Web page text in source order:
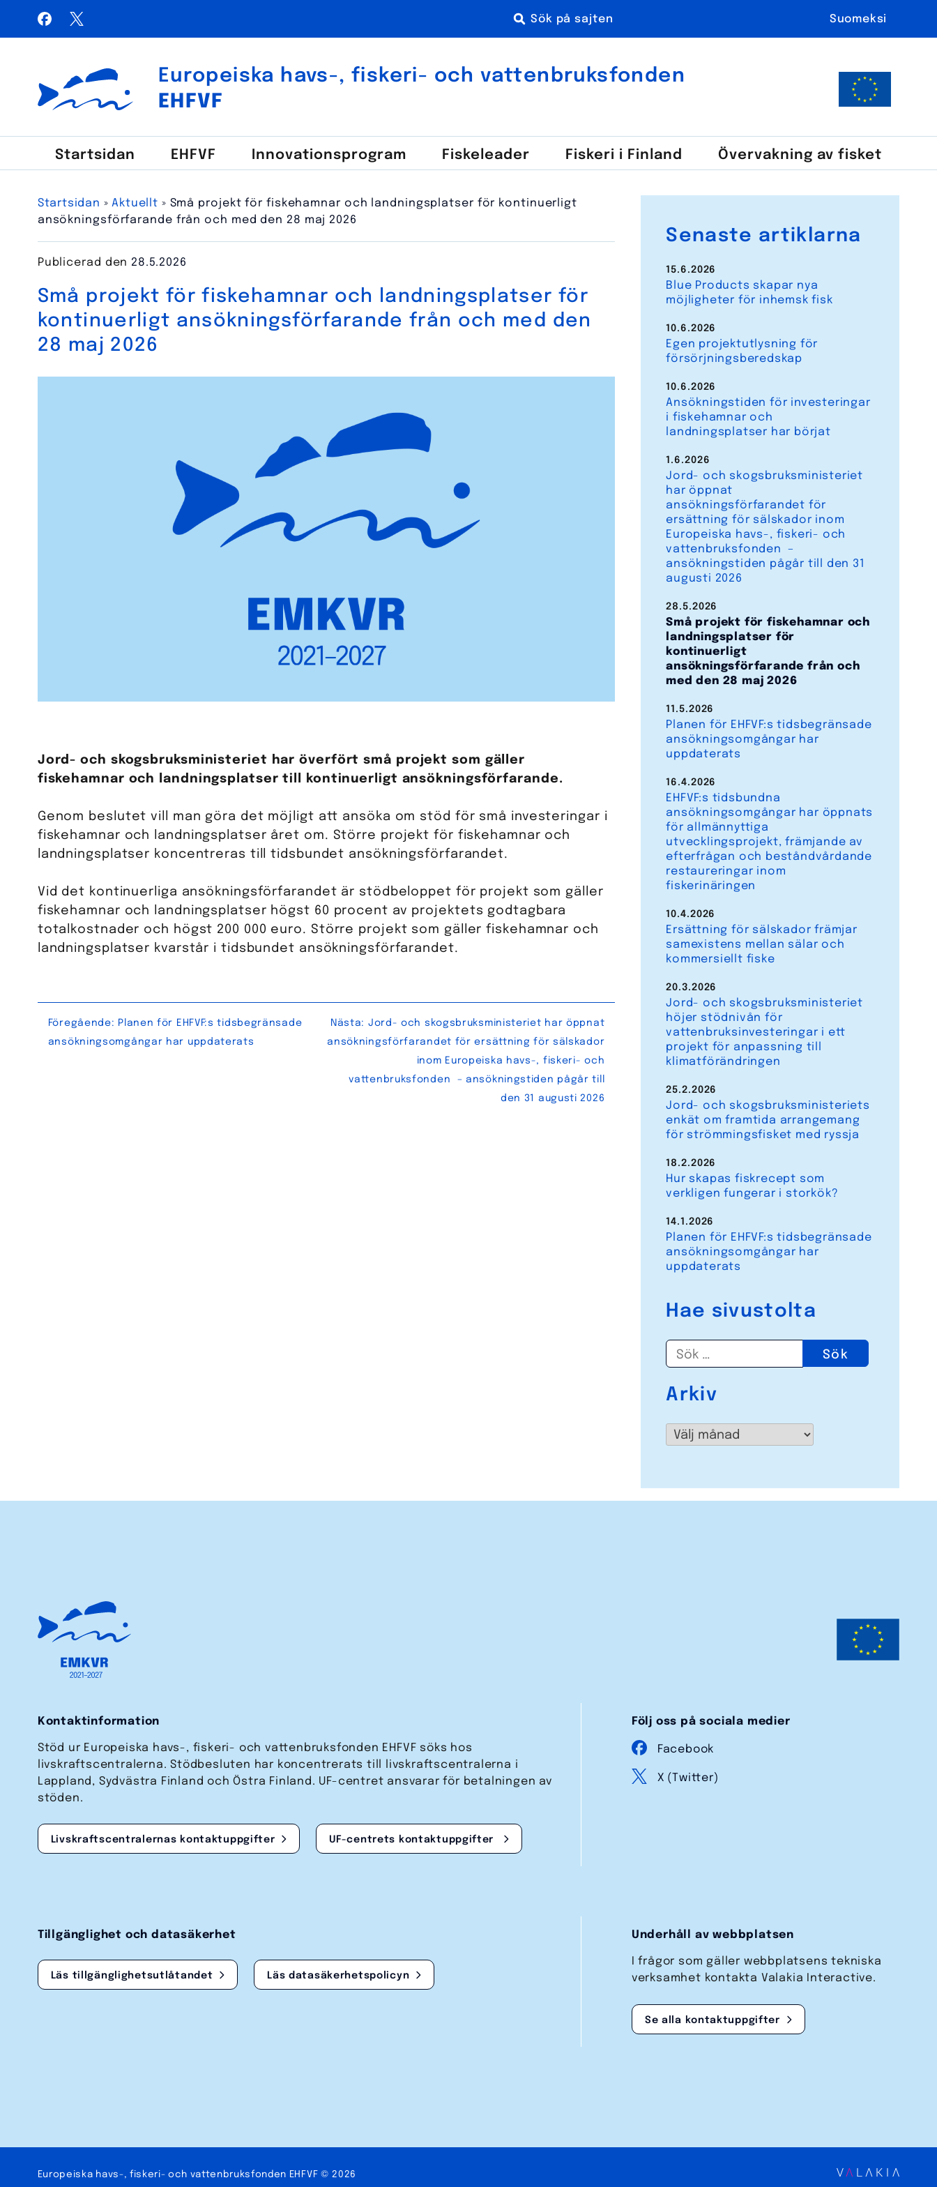
Facebook
Suomeksi
Euroopan meri-, kalatalous- ja vesiviljelyrahasto
Europeiska havs-, fiskeri- och vatten­bruks­fonden
EHFVF
Start­sidan EHFVF Innovations­program Fiske­leader Fiskeri i Finland Över­vakning av fisket
Startsidan »Aktuellt » Små projekt för fiskehamnar och landningsplatser för kontinuerligt
ansökningsförfarande från och med den 28 maj 2026
Små projekt för fiskehamnar och landningsplatser för
kontinuerligt ansökningsförfarande från och med den
28 maj 2026
Publicerad den 28.5.2026
Jord- och skogsbruksministeriet har överfört små projekt som gäller
fiskehamnar och landningsplatser till kontinuerligt ansökningsförfarande.
Genom beslutet vill man göra det möjligt att ansöka om stöd för små investeringar i
fiskehamnar och landningsplatser året om. Större projekt för fiskehamnar och
landningsplatser koncentreras till tidsbundet ansökningsförfarandet.
Vid det kontinuerliga ansökningsförfarandet är stödbeloppet för projekt som gäller
fiskehamnar och landningsplatser högst 60 procent av projektets godtagbara
totalkostnader och högst 200 000 euro. Större projekt som gäller fiskehamnar och
landningsplatser kvarstår i tidsbundet ansökningsförfarandet.
Inläggsnavigering
Föregående: Planen för EHFVF:s tidsbegränsade
ansökningsomgångar har uppdaterats
Nästa: Jord- och skogsbruksministeriet har öppnat
ansökningsförfarandet för ersättning för sälskador
inom Europeiska havs-, fiskeri- och
vattenbruksfonden – ansökningstiden pågår till
den 31 augusti 2026
Senaste artiklarna
Blue Products skapar nya
möjligheter för inhemsk fisk
15.6.2026
Egen projektutlysning för
försörjningsberedskap
10.6.2026
Ansökningstiden för investeringar
i fiskehamnar och
landningsplatser har börjat
10.6.2026
Jord- och skogsbruksministeriet
har öppnat
ansökningsförfarandet för
ersättning för sälskador inom
Europeiska havs-, fiskeri- och
vattenbruksfonden –
ansökningstiden pågår till den 31
augusti 2026
1.6.2026
Små projekt för fiskehamnar och
landningsplatser för
kontinuerligt
ansökningsförfarande från och
med den 28 maj 2026
28.5.2026
Planen för EHFVF:s tidsbegränsade
ansökningsomgångar har
uppdaterats
11.5.2026
EHFVF:s tidsbundna
ansökningsomgångar har öppnats
för allmännyttiga
utvecklingsprojekt, främjande av
efterfrågan och beståndvårdande
restaureringar inom
fiskerinäringen
16.4.2026
Ersättning för sälskador främjar
samexistens mellan sälar och
kommersiellt fiske
10.4.2026
Jord- och skogsbruksministeriet
höjer stödnivån för
vattenbruksinvesteringar i ett
projekt för anpassning till
klimatförändringen
20.3.2026
Jord- och skogsbruksministeriets
enkät om framtida arrangemang
för strömmingsfisket med ryssja
25.2.2026
Hur skapas fiskrecept som
verkligen fungerar i storkök?
18.2.2026
Planen för EHFVF:s tidsbegränsade
ansökningsomgångar har
uppdaterats
14.1.2026
Hae sivustolta
Sök
efter:
Arkiv
Arkiv
Kontaktinformation
Stöd ur Europeiska havs-, fiskeri- och vattenbruks­fonden EHFVF söks hos
livskraftscentralerna. Stödbesluten har koncentrerats till livskraftscentralerna i
Lappland, Sydvästra Finland och Östra Finland. UF-centret ansvarar för betalningen av
stöden.
Livskraftscentralernas kontakt­uppgifter UF-centrets kontakt­uppgifter
Följ oss på sociala medier
Facebook
X (Twitter)
Tillgänglighet och datasäkerhet
Läs tillgänglighetsutlåtandet Läs datasäkerhetspolicyn
Underhåll av webbplatsen
I frågor som gäller webbplatsens tekniska
verksamhet kontakta Valakia Interactive.
Se alla kontaktuppgifter
Europeiska havs-, fiskeri- och vatten­bruks­fonden EHFVF © 2026